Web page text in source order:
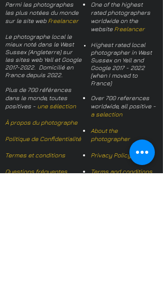
Parmi les photographes
les plus notées du monde
sur le site web Freelancer
Le photographe local le
mieux noté dans le West
Sussex (Angleterre) sur
les sites web Yell et Google
2017-2022. Domicilié en
France depuis 2022.
Plus de 700 références
dans le monde, toutes
positives - une sélection
À propos du photographe
Politique de Confidentialité
Termes et conditions
Questions fréquentes
One of the highest
rated photographers
worldwide on the
website Freelancer
Highest rated local
photographer in West
Sussex on Yell and
Google 2017 - 2022
(when I moved to
France)
Over 700 references
worldwide, all positive -
a selection
About the
photographer
Privacy Policy
Terms and conditions